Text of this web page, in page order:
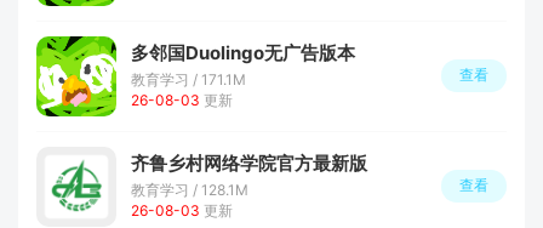
多邻国Duolingo无广告版本
教育学习 / 171.1M
26-08-03 更新
查看
齐鲁乡村网络学院官方最新版
教育学习 / 128.1M
26-08-03 更新
查看